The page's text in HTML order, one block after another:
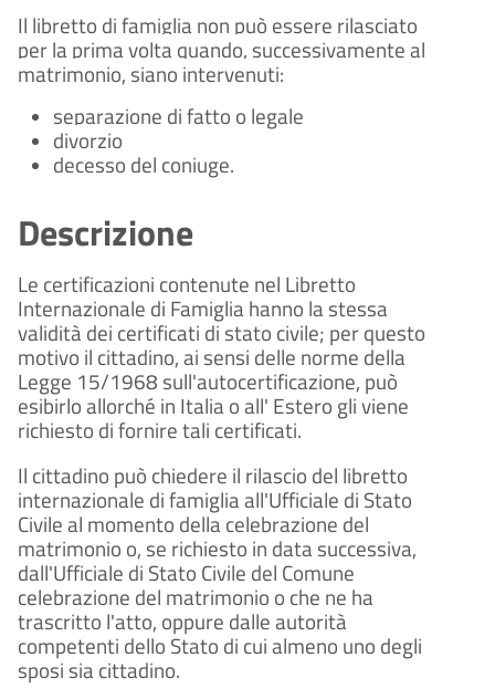
Il libretto di famiglia non può essere rilasciato
per la prima volta quando, successivamente al
matrimonio, siano intervenuti:
separazione di fatto o legale
divorzio
decesso del coniuge.
Descrizione
Le certificazioni contenute nel Libretto
Internazionale di Famiglia hanno la stessa
validità dei certificati di stato civile; per questo
motivo il cittadino, ai sensi delle norme della
Legge 15/1968 sull'autocertificazione, può
esibirlo allorché in Italia o all' Estero gli viene
richiesto di fornire tali certificati.
Il cittadino può chiedere il rilascio del libretto
internazionale di famiglia all'Ufficiale di Stato
Civile al momento della celebrazione del
matrimonio o, se richiesto in data successiva,
dall'Ufficiale di Stato Civile del Comune
celebrazione del matrimonio o che ne ha
trascritto l'atto, oppure dalle autorità
competenti dello Stato di cui almeno uno degli
sposi sia cittadino.